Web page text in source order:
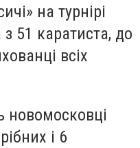
на турнірі
51 каратиста, до
всіх
новомосковці
і 6